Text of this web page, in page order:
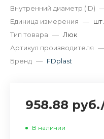
Внутренний диаметр (ID)
Единица измерения — шт.
Тип товара — Люк
Артикул производителя —
Бренд — FDplast
958.88 руб.
В наличии